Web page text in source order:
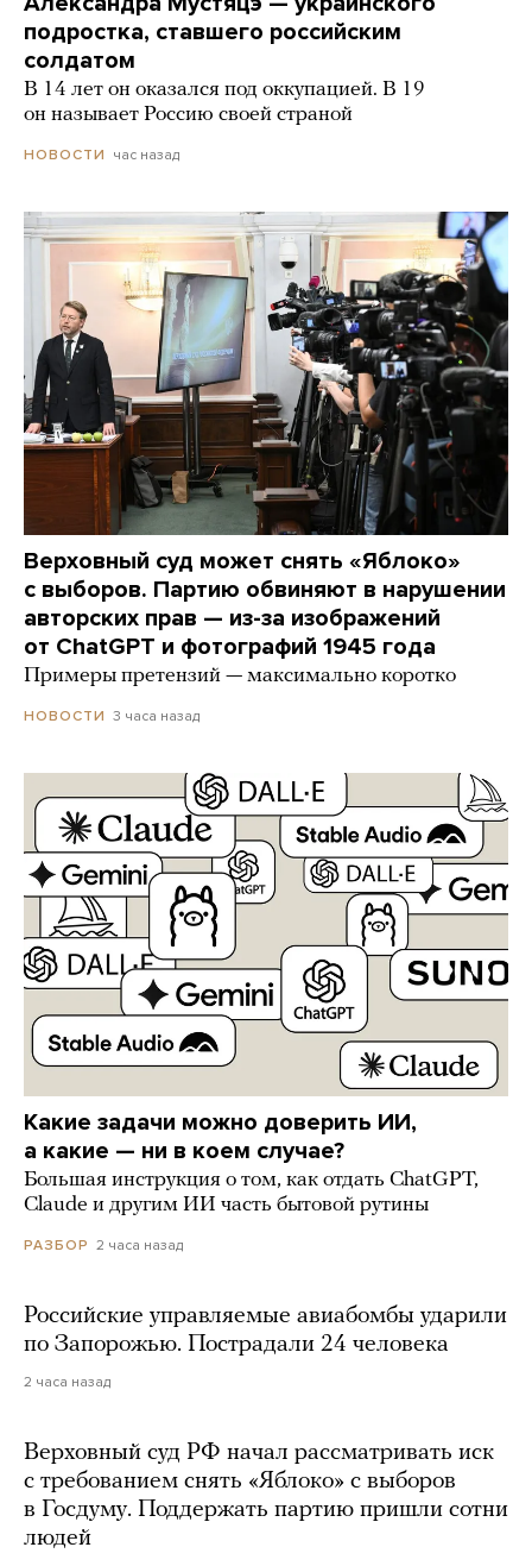
подростка, ставшего российским
солдатом
В 14 лет он оказался под оккупацией. В 19
он называет Россию своей страной
НОВОСТИ час назад
Верховный суд может снять «Яблоко»
с выборов. Партию обвиняют в нарушении
авторских прав — из-за изображений
от ChatGPT и фотографий 1945 года
Примеры претензий — максимально коротко
НОВОСТИ 3 часа назад
Какие задачи можно доверить ИИ,
а какие — ни в коем случае?
Большая инструкция о том, как отдать ChatGPT,
Claude и другим ИИ часть бытовой рутины
РАЗБОР 2 часа назад
Российские управляемые авиабомбы ударили
по Запорожью. Пострадали 24 человека
2 часа назад
Верховный суд РФ начал рассматривать иск
с требованием снять «Яблоко» с выборов
в Госдуму. Поддержать партию пришли сотни
людей